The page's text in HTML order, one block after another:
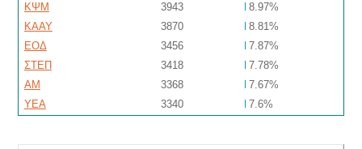
ΚΨΜ
3943
8.97%
ΚΑΑΥ
3870
8.81%
ΕΟΔ
3456
7.87%
ΣΤΕΠ
3418
7.78%
ΑΜ
3368
7.67%
ΥΕΑ
3340 7.6%